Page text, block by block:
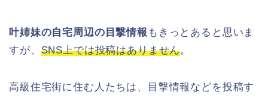
叶姉妹の自宅周辺の目撃情報 もきっとあると思いま
すが、 SNS上では投稿はありません。
高級住宅街に住む人たちは、目撃情報などを投稿す